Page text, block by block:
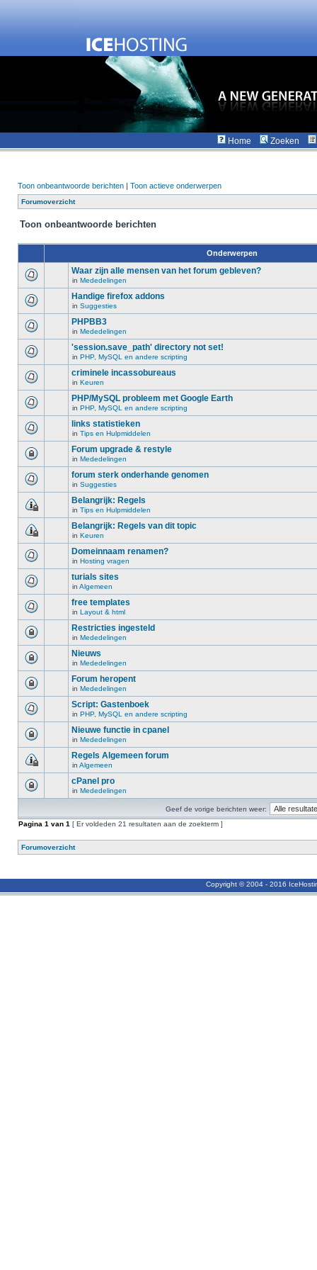
Home Zoeken
Toon onbeantwoorde berichten | Toon actieve onderwerpen
Forumoverzicht
Toon onbeantwoorde berichten
Onderwerpen
Waar zijn alle mensen van het forum gebleven?
in Mededelingen
Handige firefox addons
in Suggesties
PHPBB3
in Mededelingen
'session.save_path' directory not set!
in PHP, MySQL en andere scripting
criminele incassobureaus
in Keuren
PHP/MySQL probleem met Google Earth
in PHP, MySQL en andere scripting
links statistieken
in Tips en Hulpmiddelen
Forum upgrade & restyle
in Mededelingen
forum sterk onderhande genomen
in Suggesties
Belangrijk: Regels
in Tips en Hulpmiddelen
Belangrijk: Regels van dit topic
in Keuren
Domeinnaam renamen?
in Hosting vragen
turials sites
in Algemeen
free templates
in Layout & html
Restricties ingesteld
in Mededelingen
Nieuws
in Mededelingen
Forum heropent
in Mededelingen
Script: Gastenboek
in PHP, MySQL en andere scripting
Nieuwe functie in cpanel
in Mededelingen
Regels Algemeen forum
in Algemeen
cPanel pro
in Mededelingen
Geef de vorige berichten weer:
Pagina 1 van 1 [ Er voldeden 21 resultaten aan de zoekterm ]
Forumoverzicht
Copyright © 2004 - 2016